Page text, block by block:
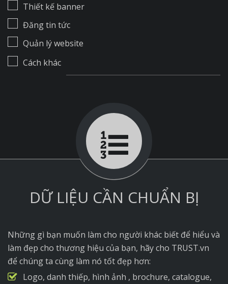
Thiết kế banner
Đăng tin tức
Quản lý website
Cách khác
DỮ LIỆU CẦN CHUẨN BỊ
Những gì bạn muốn làm cho người khác biết để hiểu và
làm đẹp cho thương hiệu của bạn, hãy cho TRUST.vn
để chúng ta cùng làm nó tốt đẹp hơn:
Logo, danh thiếp, hình ảnh , brochure, catalogue,